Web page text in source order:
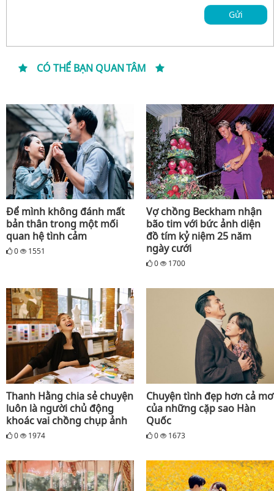
Gửi
CÓ THỂ BẠN QUAN TÂM
Để mình không đánh mất
bản thân trong một mối
quan hệ tình cảm
0 1551
Vợ chồng Beckham nhận
bão tim với bức ảnh diện
đồ tím kỷ niệm 25 năm
ngày cưới
0 1700
Thanh Hằng chia sẻ chuyện
luôn là người chủ động
khoác vai chồng chụp ảnh
0 1974
Chuyện tình đẹp hơn cả mơ
của những cặp sao Hàn
Quốc
0 1673